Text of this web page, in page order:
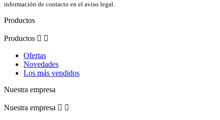
información de contacto en el aviso legal.
Productos
Productos  
Ofertas
Novedades
Los más vendidos
Nuestra empresa
Nuestra empresa  